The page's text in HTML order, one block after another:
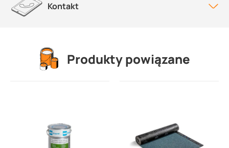
Kontakt
Produkty powiązane